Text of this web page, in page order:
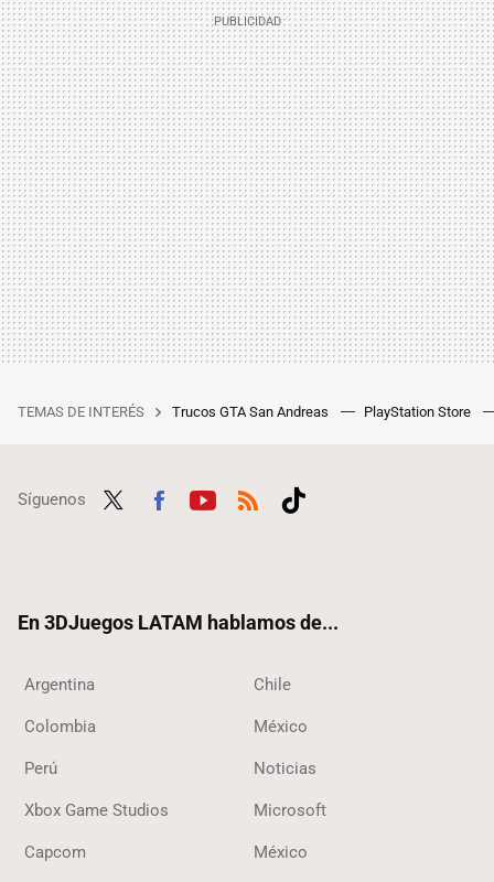
TEMAS DE INTERÉS Trucos GTA San Andreas PlayStation Store
Síguenos
En 3DJuegos LATAM hablamos de...
Argentina Chile
Colombia México
Perú Noticias
Xbox Game Studios Microsoft
Capcom México